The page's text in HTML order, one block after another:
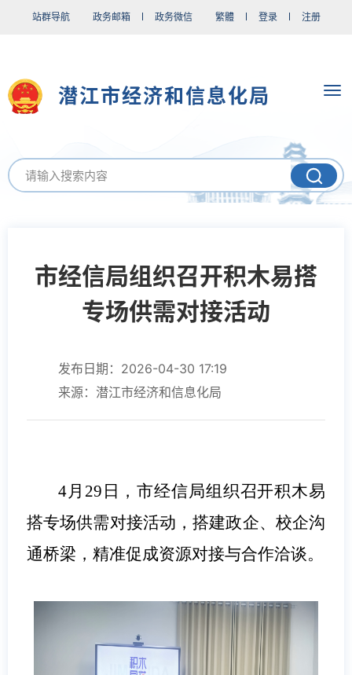
站群导航 政务邮箱 政务微信 繁體 登录 注册
潜江市经济和信息化局
市经信局组织召开积木易搭
专场供需对接活动
发布日期：2026-04-30 17:19
来源：潜江市经济和信息化局
4月29日，市经信局组织召开积木易
搭专场供需对接活动，搭建政企、校企沟
通桥梁，精准促成资源对接与合作洽谈。